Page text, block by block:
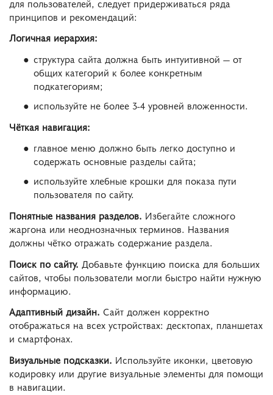
для пользователей, следует придерживаться ряда
принципов и рекомендаций:
Логичная иерархия:
структура сайта должна быть интуитивной — от
общих категорий к более конкретным
подкатегориям;
используйте не более 3-4 уровней вложенности.
Чёткая навигация:
главное меню должно быть легко доступно и
содержать основные разделы сайта;
используйте хлебные крошки для показа пути
пользователя по сайту.
Понятные названия разделов. Избегайте сложного
жаргона или неоднозначных терминов. Названия
должны чётко отражать содержание раздела.
Поиск по сайту. Добавьте функцию поиска для больших
сайтов, чтобы пользователи могли быстро найти нужную
информацию.
Адаптивный дизайн. Сайт должен корректно
отображаться на всех устройствах: десктопах, планшетах
и смартфонах.
Визуальные подсказки. Используйте иконки, цветовую
кодировку или другие визуальные элементы для помощи
в навигации.